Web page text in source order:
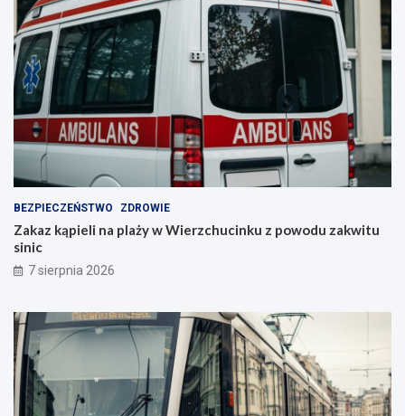
BEZPIECZEŃSTWO ZDROWIE
Zakaz kąpieli na plaży w Wierzchucinku z powodu zakwitu
sinic
7 sierpnia 2026